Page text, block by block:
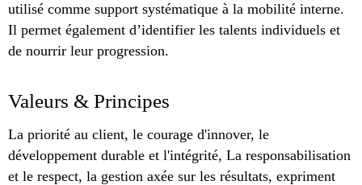
utilisé comme support systématique à la mobilité interne.
Il permet également d’identifier les talents individuels et
de nourrir leur progression.
Valeurs & Principes
La priorité au client, le courage d'innover, le
développement durable et l'intégrité, La responsabilisation
et le respect, la gestion axée sur les résultats, expriment